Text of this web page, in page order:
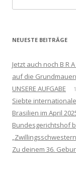
nach:
NEUESTE BEITRÄGE
Jetzt auch noch B R
auf die
UNSERE AUFGABE
Siebte
Brasilien im April
Bundesgerichtshof
Zu deinem 36.